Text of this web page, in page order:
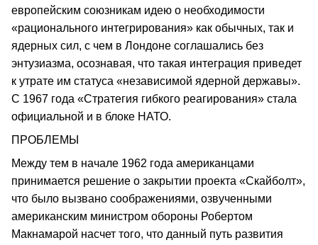
европейским союзникам идею о необходимости
«рационального интегрирования» как обычных, так и
ядерных сил, с чем в Лондоне соглашались без
энтузиазма, осознавая, что такая интеграция приведет
к утрате им статуса «независимой ядерной державы».
С 1967 года «Стратегия гибкого реагирования» стала
официальной и в блоке НАТО.
ПРОБЛЕМЫ
Между тем в начале 1962 года американцами
принимается решение о закрытии проекта «Скайболт»,
что было вызвано соображениями, озвученными
американским министром обороны Робертом
Макнамарой насчет того, что данный путь развития